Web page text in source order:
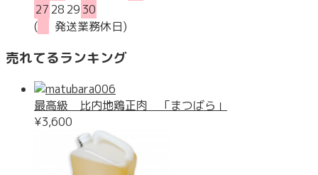
272829 30
(
発送業務休日)
売れてるランキング
最高級 比内地鶏正肉 「まつばら」
¥3,600